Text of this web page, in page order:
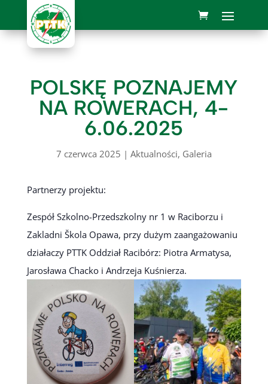
POLSKĘ POZNAJEMY
NA ROWERACH, 4-
6.06.2025
7 czerwca 2025 | Aktualności, Galeria
Partnerzy projektu:
Zespół Szkolno-Przedszkolny nr 1 w Raciborzu i
Zakladni Škola Opawa, przy dużym zaangażowaniu
działaczy PTTK Oddział Racibórz: Piotra Armatysa,
Jarosława Chacko i Andrzeja Kuśnierza.